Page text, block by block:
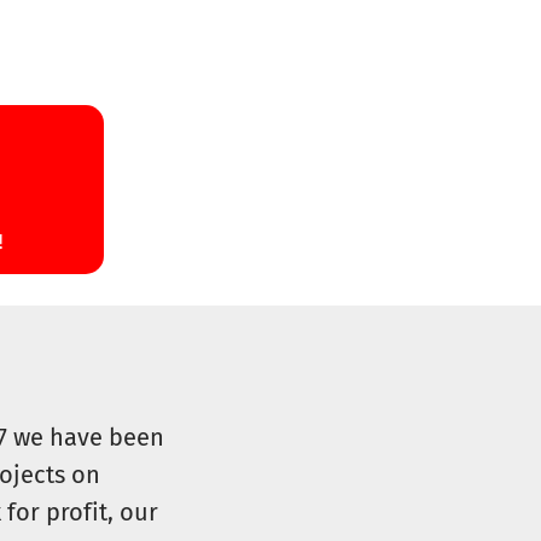
we have been
on
for profit, our